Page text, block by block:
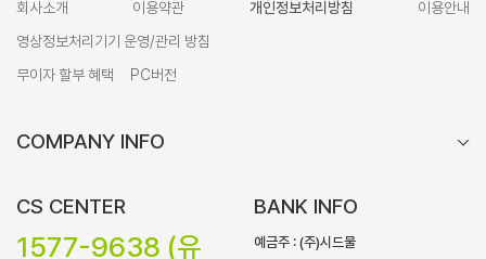
회사소개 이용약관 개인정보처리방침
이용안내
영상정보처리기기 운영/관리 방침
무이자 할부 혜택
PC버전
COMPANY INFO
CS CENTER
1577-9638 (유
BANK INFO
예금주 : (주)시드물